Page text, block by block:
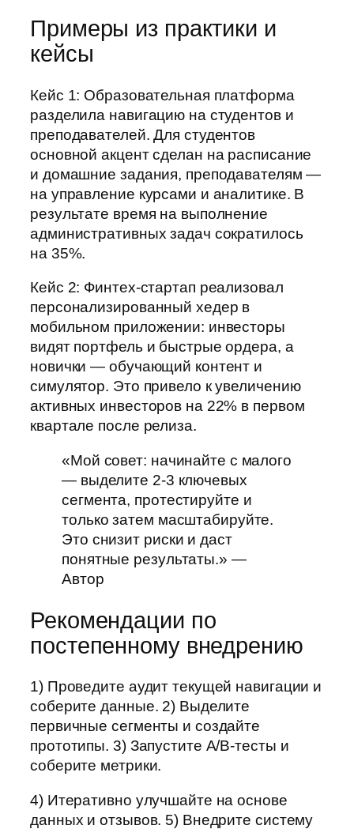
Примеры из практики и
кейсы
Кейс 1: Образовательная платформа
разделила навигацию на студентов и
преподавателей. Для студентов
основной акцент сделан на расписание
и домашние задания, преподавателям —
на управление курсами и аналитике. В
результате время на выполнение
административных задач сократилось
на 35%.
Кейс 2: Финтех-стартап реализовал
персонализированный хедер в
мобильном приложении: инвесторы
видят портфель и быстрые ордера, а
новички — обучающий контент и
симулятор. Это привело к увеличению
активных инвесторов на 22% в первом
квартале после релиза.
«Мой совет: начинайте с малого
— выделите 2-3 ключевых
сегмента, протестируйте и
только затем масштабируйте.
Это снизит риски и даст
понятные результаты.» —
Автор
Рекомендации по
постепенному внедрению
1) Проведите аудит текущей навигации и
соберите данные. 2) Выделите
первичные сегменты и создайте
прототипы. 3) Запустите A/B-тесты и
соберите метрики.
4) Итеративно улучшайте на основе
данных и отзывов. 5) Внедрите систему